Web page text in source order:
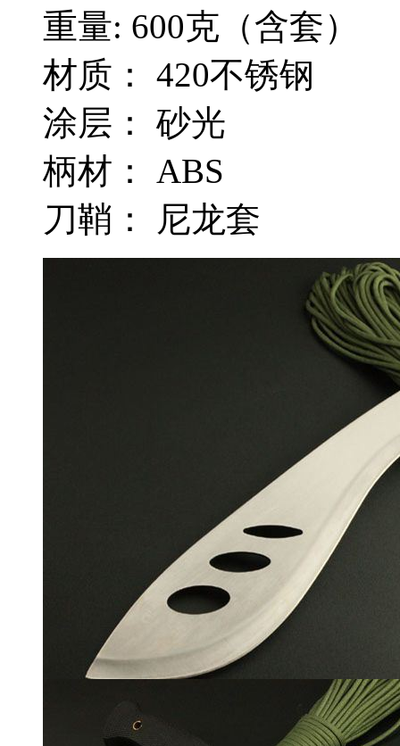
重量: 600克（含套）
材质： 420不锈钢
涂层： 砂光
柄材： ABS
刀鞘： 尼龙套